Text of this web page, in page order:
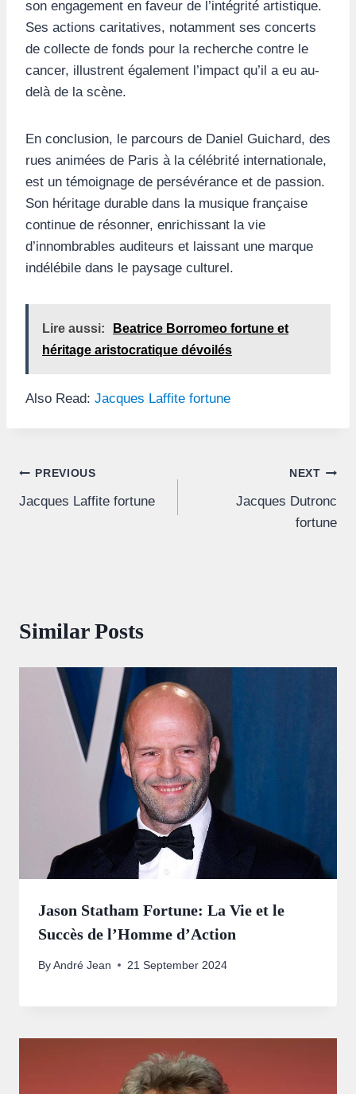
son engagement en faveur de l’intégrité artistique.
Ses actions caritatives, notamment ses concerts
de collecte de fonds pour la recherche contre le
cancer, illustrent également l’impact qu’il a eu au-
delà de la scène.
En conclusion, le parcours de Daniel Guichard, des
rues animées de Paris à la célébrité internationale,
est un témoignage de persévérance et de passion.
Son héritage durable dans la musique française
continue de résonner, enrichissant la vie
d’innombrables auditeurs et laissant une marque
indélébile dans le paysage culturel.
Lire aussi:
Beatrice Borromeo fortune et
héritage aristocratique dévoilés
Also Read: Jacques Laffite fortune
Post
navigation
PREVIOUS
Jacques Laffite fortune
NEXT
Jacques Dutronc
fortune
Similar Posts
Jason Statham Fortune: La Vie et le
Succès de l’Homme d’Action
By André Jean 21 September 2024